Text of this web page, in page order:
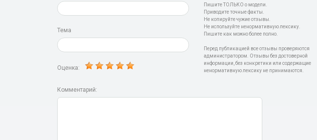
Тема
Оценка:
Пишите ТОЛЬКО о модели.
Приводите точные факты.
Не копируйте чужие отзывы.
Не используйте ненормативную лексику.
Пишите как можно более полно.
Перед публикацией все отзывы проверяются
администратором. Отзывы без достоверной
информации, без конкретики или содержащие
ненормативную лексику не принимаются.
Комментарий: